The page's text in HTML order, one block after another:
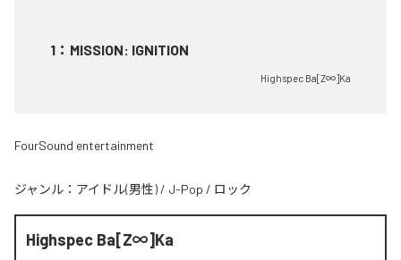
1 ： MISSION: IGNITION
Highspec Ba[Z∞]Ka
FourSound entertainment
ジャンル： アイドル(男性) / J-Pop / ロック
Highspec Ba[Z∞]Ka